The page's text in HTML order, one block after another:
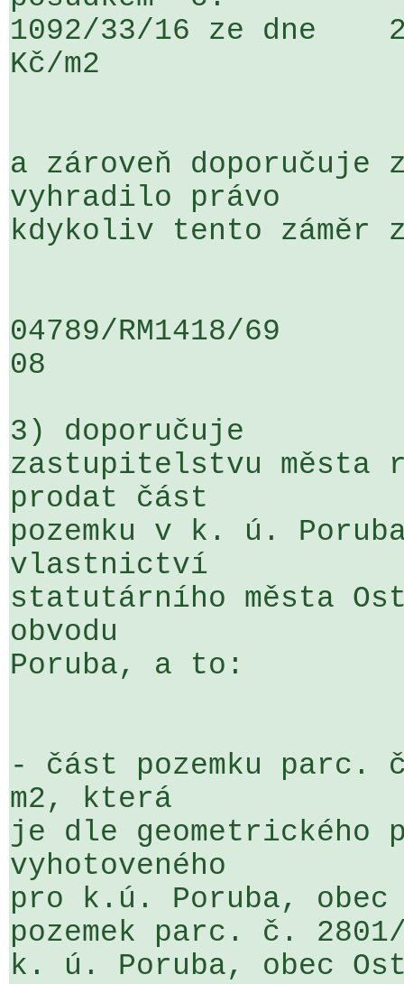
1092/33/16 ze dne
Kč/m2
a zároveň
vyhradilo právo
kdykoliv tento záměr
04789/RM1418/
08
3) doporučuje
zastupitelstvu města
prodat část
pozemku v k. ú.
vlastnictví
statutárního města
obvodu
Poruba, a to:
- část pozemku parc.
m2, která
je dle geometrického
vyhotoveného
pro k.ú. Poruba, obec
pozemek parc. č.
k. ú. Poruba, obec